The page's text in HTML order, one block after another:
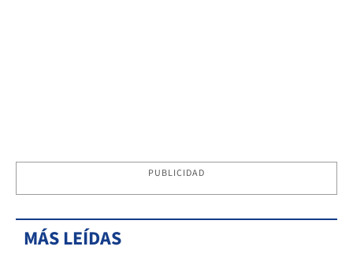
PUBLICIDAD
MÁS LEÍDAS